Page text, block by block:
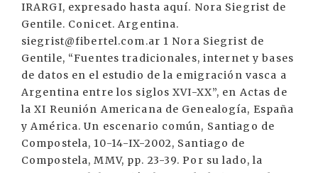
IRARGI, expresado hasta aquí. Nora Siegrist de
Gentile. Conicet. Argentina.
siegrist@fibertel.com.ar 1 Nora Siegrist de
Gentile, “Fuentes tradicionales, internet y bases
de datos en el estudio de la emigración vasca a
Argentina entre los siglos XVI-XX”, en Actas de
la XI Reunión Americana de Genealogía, España
y América. Un escenario común, Santiago de
Compostela, 10-14-IX-2002, Santiago de
Compostela, MMV, pp. 23-39. Por su lado, la